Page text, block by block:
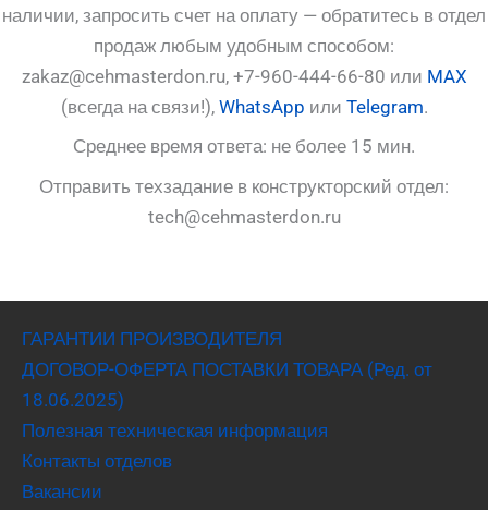
наличии, запросить счет на оплату — обратитесь в отдел
продаж любым удобным способом:
zakaz@cehmasterdon.ru, +7-960-444-66-80 или MAX
(всегда на связи!), WhatsApp или Telegram.
Среднее время ответа: не более 15 мин.
Отправить техзадание в конструкторский отдел:
tech@cehmasterdon.ru
ГАРАНТИИ ПРОИЗВОДИТЕЛЯ
ДОГОВОР-ОФЕРТА ПОСТАВКИ ТОВАРА (Ред. от
18.06.2025)
Полезная техническая информация
Контакты отделов
Вакансии